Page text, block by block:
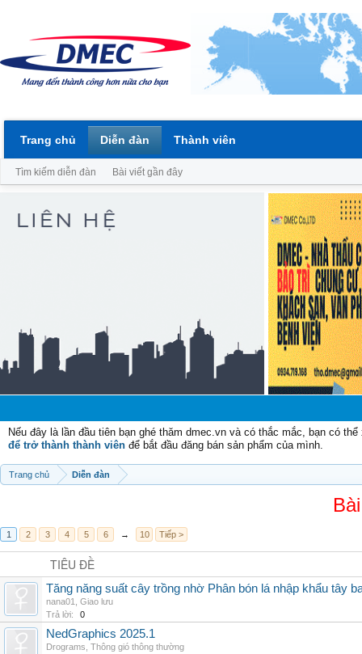
Nếu đây là lần đầu tiên bạn ghé thăm dmec.vn và có thắc mắc, bạn có
để trở thành thành viên để bắt đầu đăng bán sản phẩm của mình.
Trang chủ Diễn đàn
1 2 3 4 5 6 → 10 Tiếp >
TIÊU ĐỀ
Tăng năng suất cây trồng nhờ Phân bón lá nhập khẩu tây
nana01
Giao lưu
Trả lời:
0
NedGraphics 2025.1
Drograms Thông gió thông thường
Trang chủ Diễn đàn
Tìm kiếm diễn đàn Bài viết gần đây
Thành viên